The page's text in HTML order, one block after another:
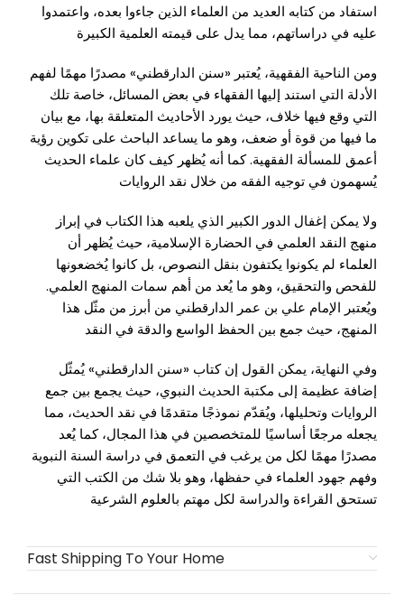
استفاد من كتابه العديد من العلماء الذين جاءوا بعده، واعتمدوا
عليه في دراساتهم، مما يدل على قيمته العلمية الكبيرة
ومن الناحية الفقهية، يُعتبر «سنن الدارقطني» مصدرًا مهمًا لفهم
الأدلة التي استند إليها الفقهاء في بعض المسائل، خاصة تلك
التي وقع فيها خلاف، حيث يورد الأحاديث المتعلقة بها، مع بيان
ما فيها من قوة أو ضعف، وهو ما يساعد الباحث على تكوين رؤية
أعمق للمسألة الفقهية. كما أنه يُظهر كيف كان علماء الحديث
يُسهمون في توجيه الفقه من خلال نقد الروايات
ولا يمكن إغفال الدور الكبير الذي يلعبه هذا الكتاب في إبراز
منهج النقد العلمي في الحضارة الإسلامية، حيث يُظهر أن
العلماء لم يكونوا يكتفون بنقل النصوص، بل كانوا يُخضعونها
للفحص والتحقيق، وهو ما يُعد من أهم سمات المنهج العلمي.
ويُعتبر الإمام علي بن عمر الدارقطني من أبرز من مثّل هذا
المنهج، حيث جمع بين الحفظ الواسع والدقة في النقد
وفي النهاية، يمكن القول إن كتاب «سنن الدارقطني» يُمثّل
إضافة عظيمة إلى مكتبة الحديث النبوي، حيث يجمع بين جمع
الروايات وتحليلها، ويُقدّم نموذجًا متقدمًا في نقد الحديث، مما
يجعله مرجعًا أساسيًا للمتخصصين في هذا المجال، كما يُعد
مصدرًا مهمًا لكل من يرغب في التعمق في دراسة السنة النبوية
وفهم جهود العلماء في حفظها، وهو بلا شك من الكتب التي
تستحق القراءة والدراسة لكل مهتم بالعلوم الشرعية
Fast Shipping To Your Home